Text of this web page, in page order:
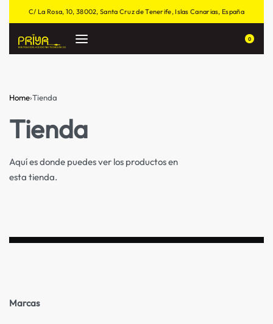
C/ La Rosa, 10, 38002, Santa Cruz de Tenerife, Islas Canarias, España
0
Home›Tienda
Tienda
Aquí es donde puedes ver los productos en
esta tienda.
Marcas